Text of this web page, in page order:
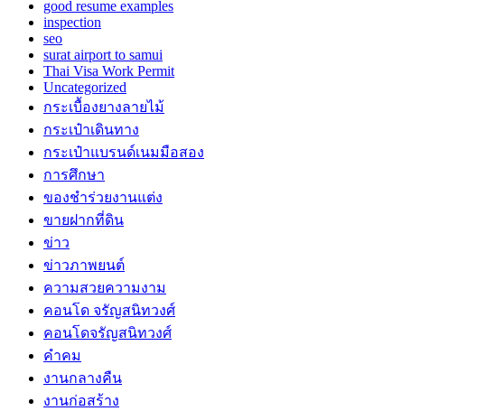
good resume examples
inspection
seo
surat airport to samui
Thai Visa Work Permit
Uncategorized
กระเบื้องยางลายไม้
กระเป๋าเดินทาง
กระเป๋าแบรนด์เนมมือสอง
การศึกษา
ของชำร่วยงานแต่ง
ขายฝากที่ดิน
ข่าว
ข่าวภาพยนต์
ความสวยความงาม
คอนโด จรัญสนิทวงศ์
คอนโดจรัญสนิทวงศ์
คำคม
งานกลางคืน
งานก่อสร้าง